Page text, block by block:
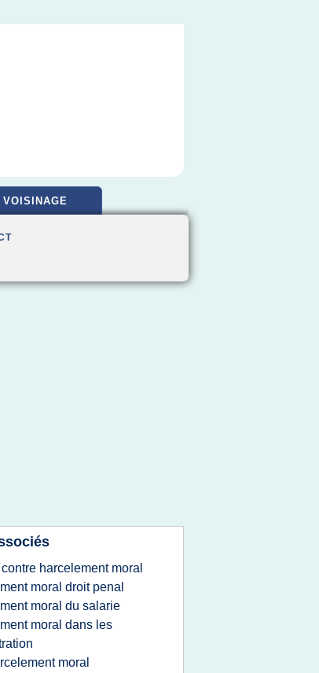
VOISINAGE
harcelement moral
moral droit penal
moral du salarie
moral dans les
moral